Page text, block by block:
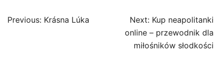
Post
Previous: Krásna Lúka Next: Kup neapolitanki
online – przewodnik dla
miłośników słodkości